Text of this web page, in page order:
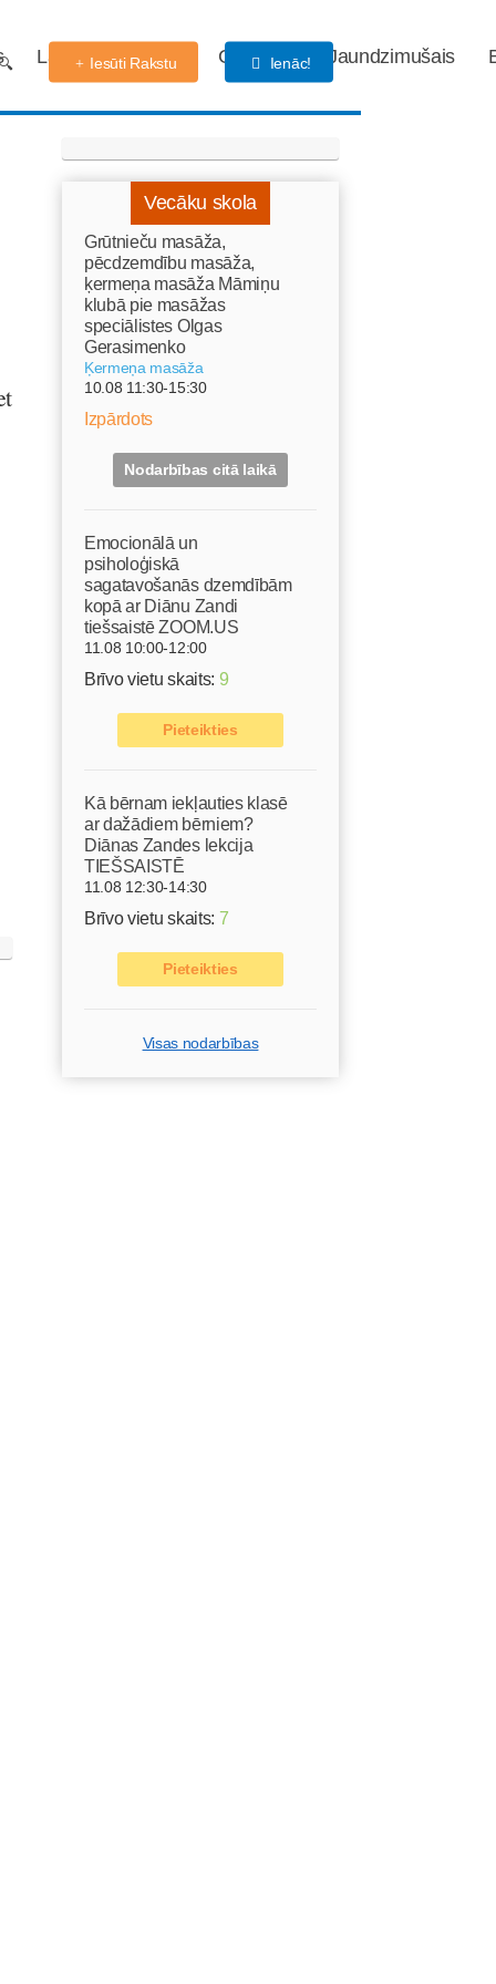
Labdarības fonds Gaidības Jaundzimušais
Iesūti Rakstu Ienāc!
Vecāku skola
Grūtnieču masāža,
pēcdzemdību masāža,
ķermeņa masāža Māmiņu
klubā pie masāžas
speciālistes Olgas
Gerasimenko
Ķermeņa masāža
10.08 11:30-15:30
Izpārdots
Nodarbības citā laikā
Emocionālā un
psiholoģiskā
sagatavošanās dzemdībām
kopā ar Diānu Zandi
tiešsaistē ZOOM.US
11.08 10:00-12:00
Brīvo vietu skaits: 9
Pieteikties
Kā bērnam iekļauties klasē
ar dažādiem bērniem?
Diānas Zandes lekcija
TIEŠSAISTĒ
11.08 12:30-14:30
Brīvo vietu skaits: 7
Pieteikties
Visas nodarbības